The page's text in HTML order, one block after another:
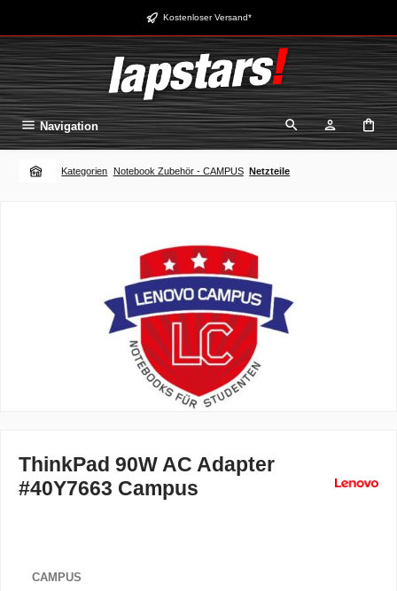
Kostenloser Versand*
Navigation
Kategorien Notebook Zubehör - CAMPUS Netzteile
ThinkPad 90W AC Adapter
#40Y7663 Campus
CAMPUS